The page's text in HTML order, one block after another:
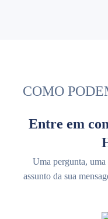
COMO
Entre em
Uma pergunta, uma
assunto da sua